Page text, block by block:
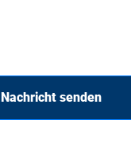
Nachricht senden